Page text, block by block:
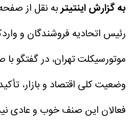
به گزارش اینتیتربه نقل از
رئیس اتحادیه فروشندگان و
موتورسیکلت تهران، در گفتگو با
وضعیت کلی اقتصاد و بازار،
فعالان این صنف خوب و عادی